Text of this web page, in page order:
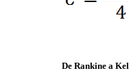
De Rankine a